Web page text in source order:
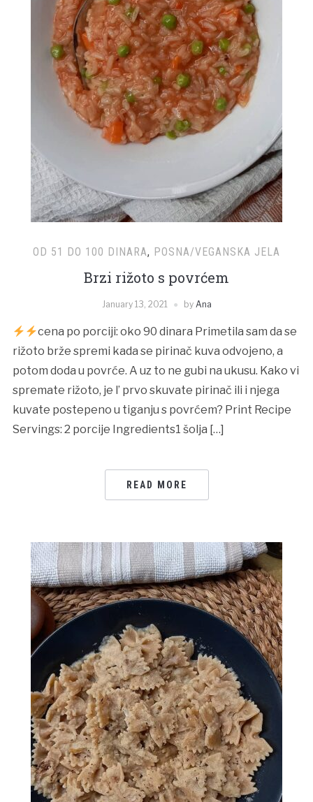
OD 51 DO 100 DINARA, POSNA/VEGANSKA JELA
Brzi rižoto s povrćem
January 13, 2021 by Ana
cena po porciji: oko 90 dinara Primetila sam da se
rižoto brže spremi kada se pirinač kuva odvojeno, a
potom doda u povrće. A uz to ne gubi na ukusu. Kako vi
spremate rižoto, je l’ prvo skuvate pirinač ili i njega
kuvate postepeno u tiganju s povrćem? Print Recipe
Servings: 2 porcije Ingredients1 šolja […]
READ MORE